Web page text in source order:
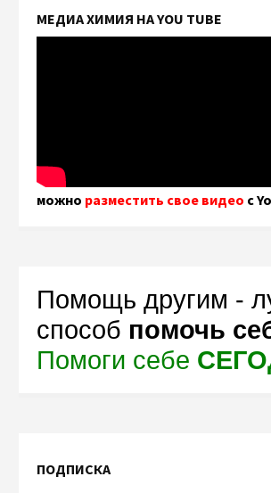
МЕДИА ХИМИЯ НА YOU TUBE
можно разместить свое видео с
Помощь другим -
способ помочь
Помоги себе
ПОДПИСКА